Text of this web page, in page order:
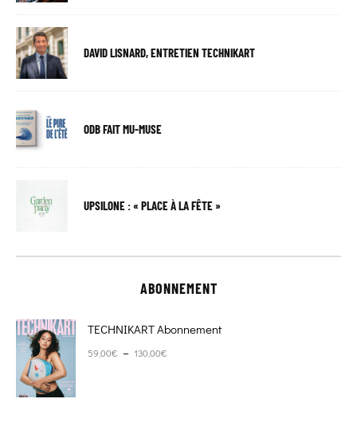
DAVID LISNARD, ENTRETIEN TECHNIKART
ODB FAIT MU-MUSE
UPSILONE : « PLACE À LA FÊTE »
ABONNEMENT
TECHNIKART Abonnement
59,00€ – 130,00€